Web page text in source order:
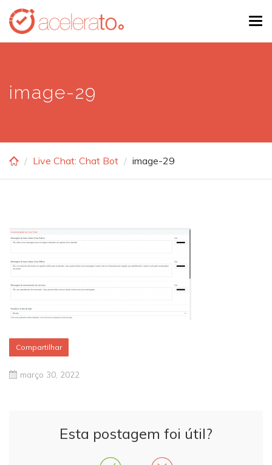
Skip
main
image-29
Live Chat: Chat Bot image-29
Compartilhar
março 30, 2022
Esta postagem foi útil?